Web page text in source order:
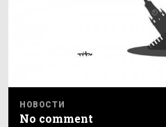
НОВОСТИ
No comment